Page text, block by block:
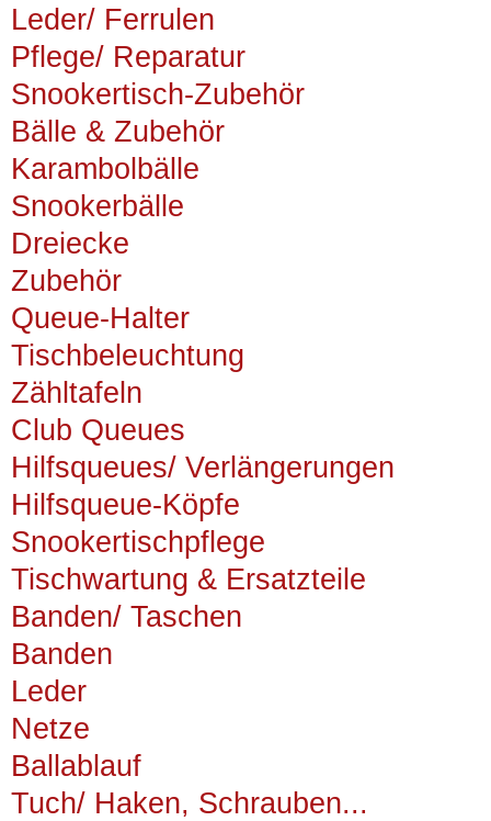
Leder/ Ferrulen
Pflege/ Reparatur
Snookertisch-Zubehör
Bälle & Zubehör
Karambolbälle
Snookerbälle
Dreiecke
Zubehör
Queue-Halter
Tischbeleuchtung
Zähltafeln
Club Queues
Hilfsqueues/ Verlängerungen
Hilfsqueue-Köpfe
Snookertischpflege
Tischwartung & Ersatzteile
Banden/ Taschen
Banden
Leder
Netze
Ballablauf
Tuch/ Haken, Schrauben...